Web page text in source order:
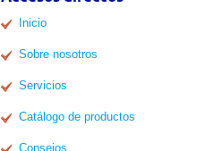
Inicio
Sobre nosotros
Servicios
Catálogo de productos
Consejos